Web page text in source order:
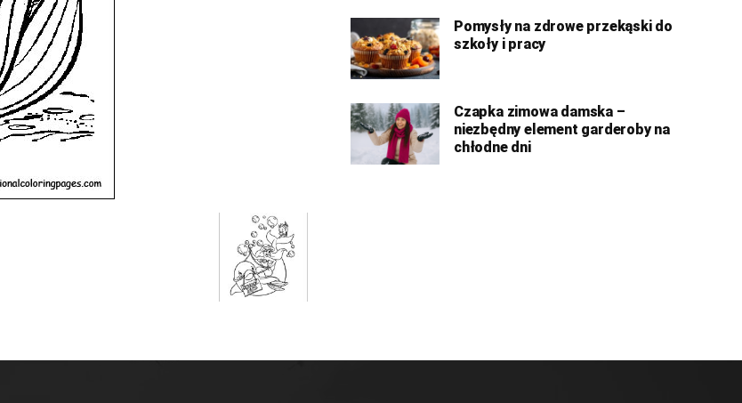
Pomysły na zdrowe przekąski do
szkoły i pracy
Czapka zimowa damska –
niezbędny element garderoby na
chłodne dni